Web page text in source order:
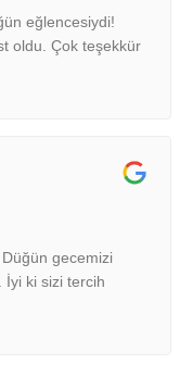
eğlencesiydi!
oldu. Çok teşekkür
gecemizi
İyi ki sizi tercih